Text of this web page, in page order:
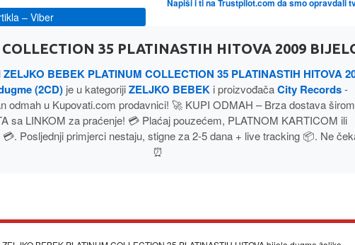
– Viber
Napiši i ti na Trustpilot.com da smo opravdali
35 PLATINASTIH HITOVA 2009
ZELJKO BEBEK PLATINUM COLLECTION 35 PLATINASTIH HITOVA
(2CD) je u kategorijiZELJKO BEBEK i proizvođačaCity Records-
odmah u Kupovati.com prodavnici! 🚀 KUPI ODMAH – Brza dostava širom
sa LINKOM za praćenje! 💳 Plaćaj pouzećem, PLATNOM KARTICOM ili
Posljednji primjerci nestaju, stigne za 2-5 dana + live tracking 📦. Ne
⏰